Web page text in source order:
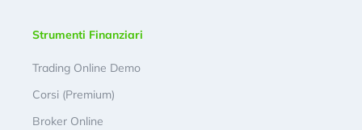
Strumenti Finanziari
Trading Online Demo
Corsi (Premium)
Broker Online